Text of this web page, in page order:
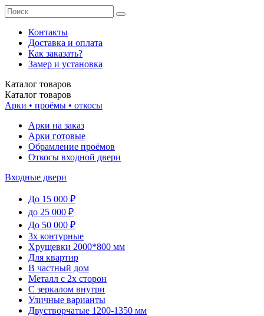
Контакты
Доставка и оплата
Как заказать?
Замер и установка
Каталог товаров
Каталог товаров
Арки • проёмы • откосы
Арки на заказ
Арки готовые
Обрамление проёмов
Откосы входной двери
Входные двери
До 15 000 ₽
до 25 000 ₽
До 50 000 ₽
3х контурные
Хрущевки 2000*800 мм
Для квартир
В частный дом
Металл с 2х сторон
С зеркалом внутри
Уличные варианты
Двустворчатые 1200-1350 мм